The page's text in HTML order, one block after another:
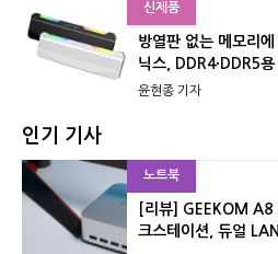
신제품
방열판 없는 메모리
닉스, DDR4·DDR5용
윤현종 기자
인기 기사
노트북
[리뷰] GEEKOM A8
크스테이션, 듀얼